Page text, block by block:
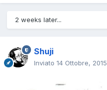
2 weeks later...
Shuji
Inviato 14 Ottobre, 2015